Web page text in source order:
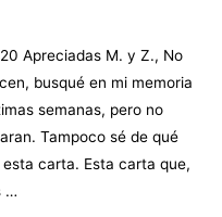
Apreciadas M. y Z., No
busqué en mi memoria
semanas, pero no
Tampoco sé de qué
carta. Esta carta que,
…